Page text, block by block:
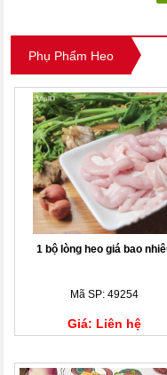
Phụ Phẩm Heo
1 bộ lòng heo giá bao
Mã SP: 49254
Giá: Liên hệ